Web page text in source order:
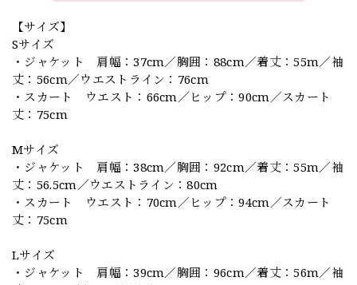
【サイズ】
Sサイズ
・ジャケット 肩幅：37cm／胸囲：88cm／着丈：55m／袖
丈：56cm／ウエストライン：76cm
・スカート ウエスト：66cm／ヒップ：90cm／スカート
丈：75cm
Mサイズ
・ジャケット 肩幅：38cm／胸囲：92cm／着丈：55m／袖
丈：56.5cm／ウエストライン：80cm
・スカート ウエスト：70cm／ヒップ：94cm／スカート
丈：75cm
Lサイズ
・ジャケット 肩幅：39cm／胸囲：96cm／着丈：56m／袖